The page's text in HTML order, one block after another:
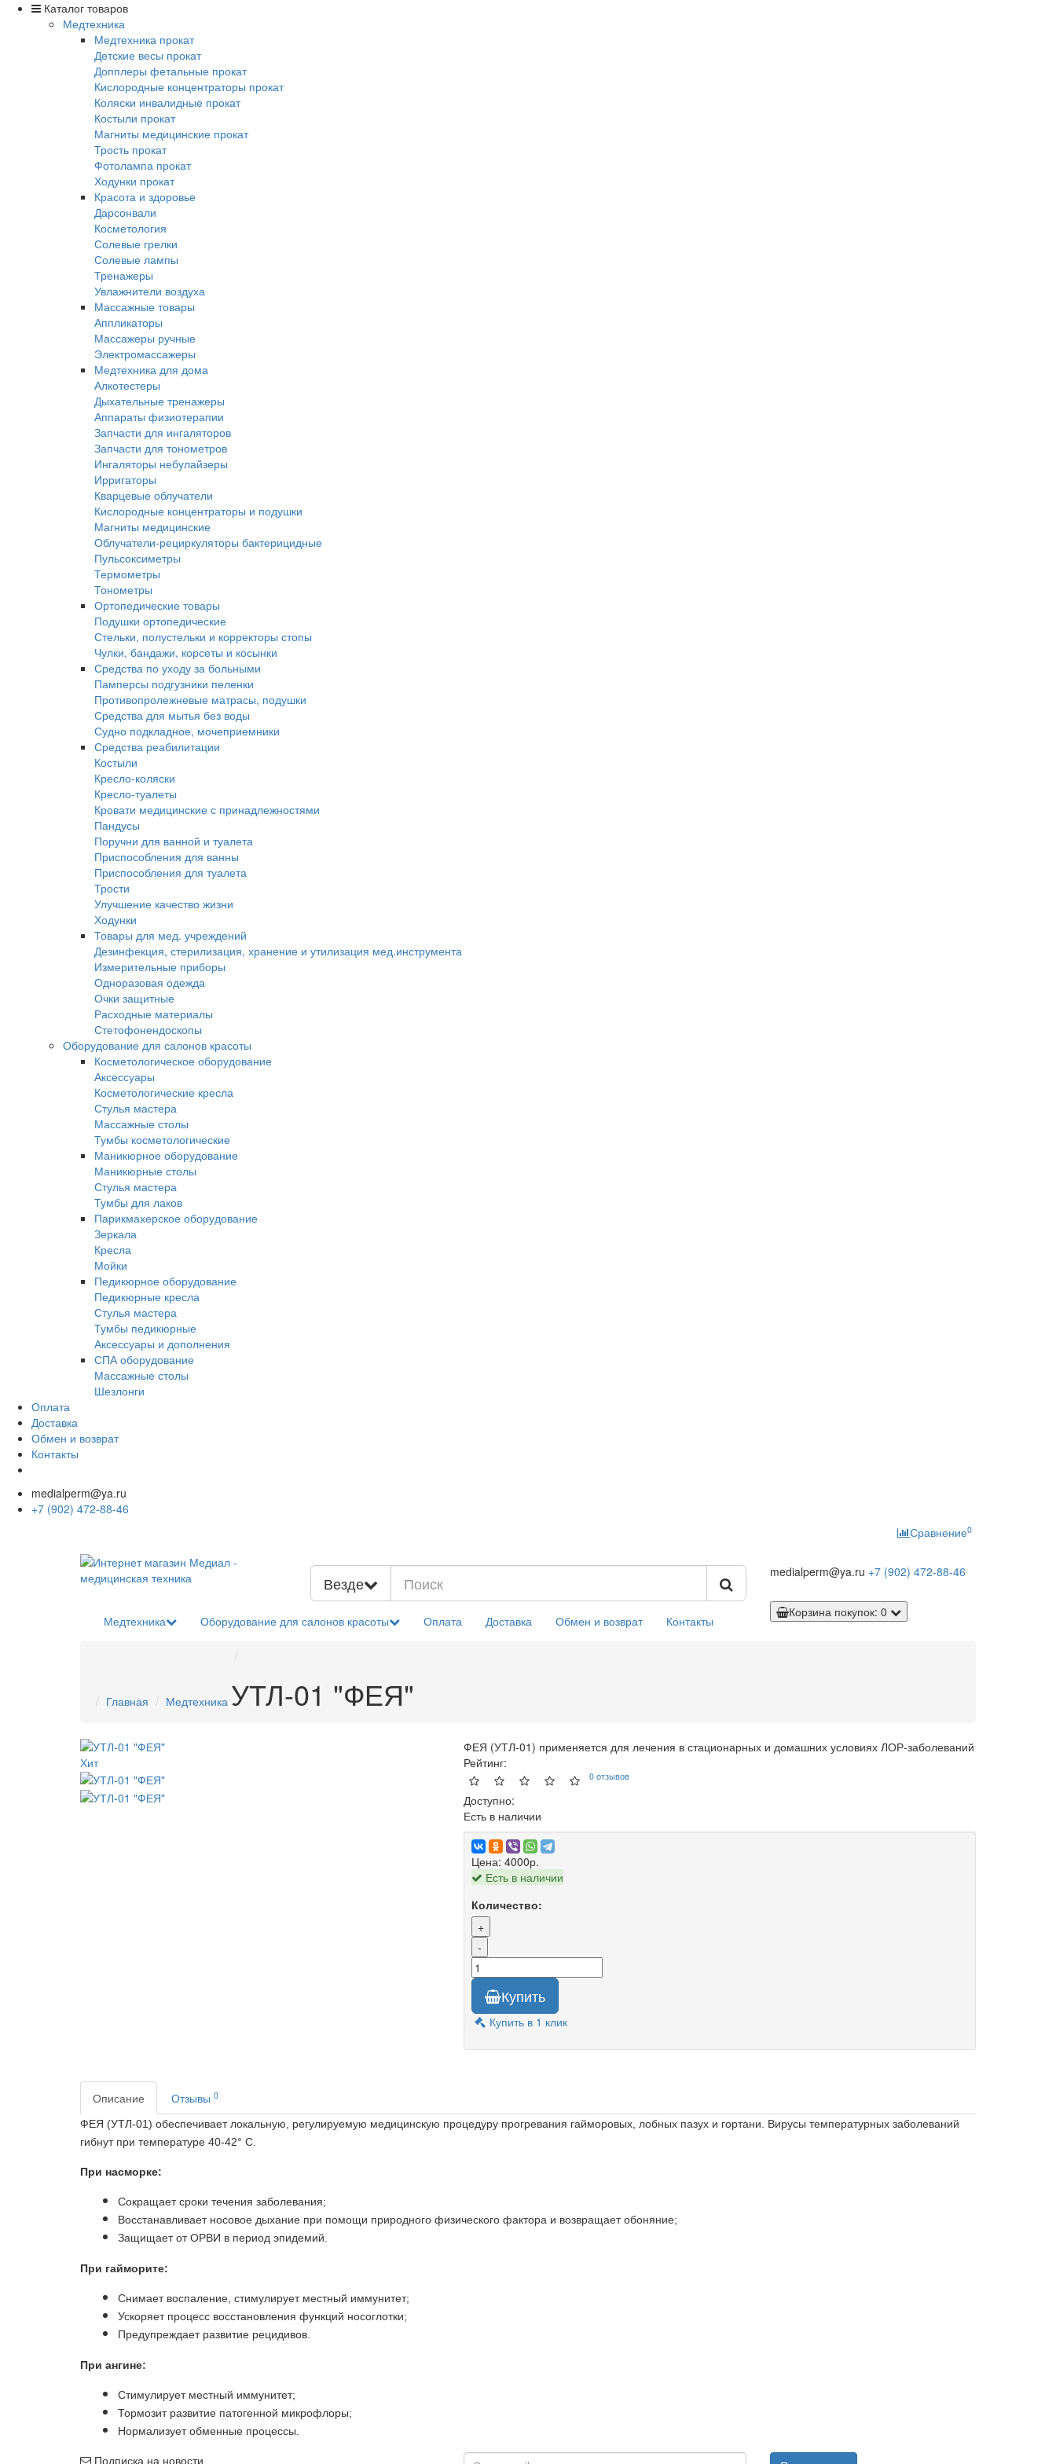
Каталог товаров
Медтехника
Медтехника прокат
Детские весы прокат
Допплеры фетальные прокат
Кислородные концентраторы прокат
Коляски инвалидные прокат
Костыли прокат
Магниты медицинские прокат
Трость прокат
Фотолампа прокат
Ходунки прокат
Красота и здоровье
Дарсонвали
Косметология
Солевые грелки
Солевые лампы
Тренажеры
Увлажнители воздуха
Массажные товары
Аппликаторы
Массажеры ручные
Электромассажеры
Медтехника для дома
Алкотестеры
Дыхательные тренажеры
Аппараты физиотерапии
Запчасти для ингаляторов
Запчасти для тонометров
Ингаляторы небулайзеры
Ирригаторы
Кварцевые облучатели
Кислородные концентраторы и подушки
Магниты медицинские
Облучатели-рециркуляторы бактерицидные
Пульсоксиметры
Термометры
Тонометры
Ортопедические товары
Подушки ортопедические
Стельки, полустельки и корректоры стопы
Чулки, бандажи, корсеты и косынки
Средства по уходу за больными
Памперсы подгузники пеленки
Противопролежневые матрасы, подушки
Средства для мытья без воды
Судно подкладное, мочеприемники
Средства реабилитации
Костыли
Кресло-коляски
Кресло-туалеты
Кровати медицинские с принадлежностями
Пандусы
Поручни для ванной и туалета
Приспособления для ванны
Приспособления для туалета
Трости
Улучшение качество жизни
Ходунки
Товары для мед. учреждений
Дезинфекция, стерилизация, хранение и утилизация мед.инструмента
Измерительные приборы
Одноразовая одежда
Очки защитные
Расходные материалы
Стетофонендоскопы
Оборудование для салонов красоты
Косметологическое оборудование
Аксессуары
Косметологические кресла
Стулья мастера
Массажные столы
Тумбы косметологические
Маникюрное оборудование
Маникюрные столы
Стулья мастера
Тумбы для лаков
Парикмахерское оборудование
Зеркала
Кресла
Мойки
Педикюрное оборудование
Педикюрные кресла
Стулья мастера
Тумбы педикюрные
Аксессуары и дополнения
СПА оборудование
Массажные столы
Шезлонги
Оплата
Доставка
Обмен и возврат
Контакты
medialperm@ya.ru
+7 (902) 472-88-46
Сравнение0
Везде
medialperm@ya.ru +7 (902) 472-88-46
Медтехника Оборудование для салонов красоты Оплата Доставка Обмен и возврат Контакты
Корзинапокупок: 0
Главная Медтехника УТЛ-01 "ФЕЯ"
Хит
ФЕЯ (УТЛ-01) применяется для лечения в стационарных и домашних условиях ЛОР-заболеваний
Рейтинг:
0 отзывов
Доступно:
Есть в наличии
Цена: 4000р.
Есть в наличии
Количество:
+
-
Купить
Купить в 1 клик
Описание Отзывы 0
ФЕЯ (УТЛ-01) обеспечивает локальную, регулируемую медицинскую процедуру прогревания гайморовых, лобных пазух и гортани. Вирусы температурных заболеваний
гибнут при температуре 40-42° C.
При насморке:
Сокращает сроки течения заболевания;
Восстанавливает носовое дыхание при помощи природного физического фактора и возвращает обоняние;
Защищает от ОРВИ в период эпидемий.
При гайморите:
Снимает воспаление, стимулирует местный иммунитет;
Ускоряет процесс восстановления функций носоглотки;
Предупреждает развитие рецидивов.
При ангине:
Стимулирует местный иммунитет;
Тормозит развитие патогенной микрофлоры;
Нормализует обменные процессы.
Подписка на новости